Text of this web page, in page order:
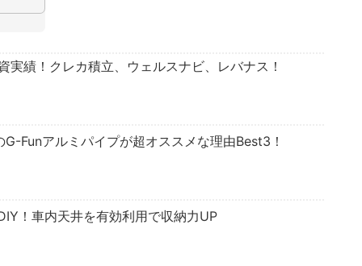
実績！クレカ積立、ウェルスナビ、レバナス！
Funアルミパイプが超オススメな理由Best3！
！車内天井を有効利用で収納力UP